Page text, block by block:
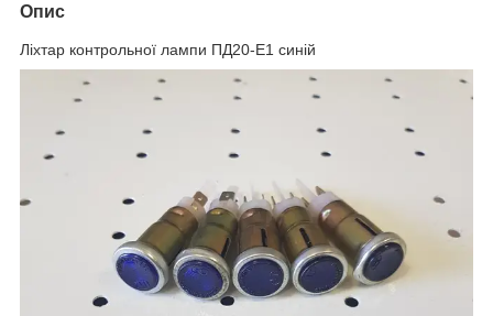
Опис
Ліхтар контрольної лампи ПД20-Е1 синій